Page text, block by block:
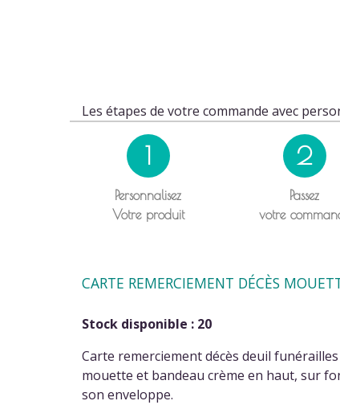
Les étapes de votre commande avec
1
Personnalisez
Votre produit
2
Passez
votre
CARTE REMERCIEMENT DÉCÈS
Stock disponible : 20
Carte remerciement décès deuil
mouette et bandeau crème en haut, sur
son enveloppe.